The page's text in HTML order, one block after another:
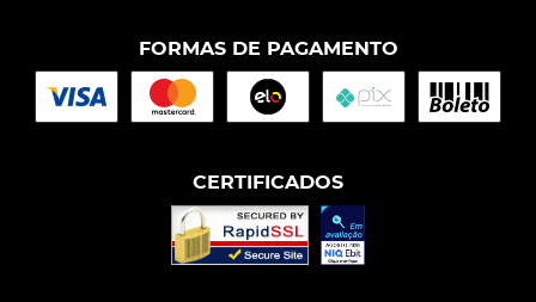
FORMAS DE PAGAMENTO
CERTIFICADOS